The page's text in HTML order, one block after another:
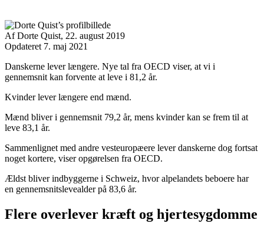
Af Dorte Quist, 22. august 2019
Opdateret 7. maj 2021
Danskerne lever længere. Nye tal fra OECD viser, at vi i
gennemsnit kan forvente at leve i 81,2 år.
Kvinder lever længere end mænd.
Mænd bliver i gennemsnit 79,2 år, mens kvinder kan se frem til at
leve 83,1 år.
Sammenlignet med andre vesteuropæere lever danskerne dog fortsat
noget kortere, viser opgørelsen fra OECD.
Ældst bliver indbyggerne i Schweiz, hvor alpelandets beboere har
en gennemsnitslevealder på 83,6 år.
Flere overlever kræft og hjertesygdomme